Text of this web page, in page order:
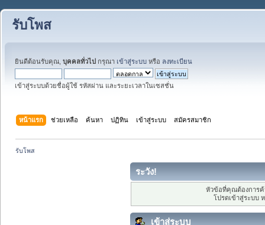
รับโพส
ยินดีต้อนรับคุณ, บุคคลทั่วไป กรุณา เข้าสู่ระบบ หรือ ลงทะเบียน
เข้าสู่ระบบด้วยชื่อผู้ใช้ รหัสผ่าน และระยะเวลาในเซสชั่น
หน้าแรก ช่วยเหลือ ค้นหา ปฏิทิน เข้าสู่ระบบ สมัครสมาชิก
รับโพส
ระวัง!
หัวข้อที่คุณต้องการ
โปรดเข้าสู่ระบบ
เข้าสู่ระบบ